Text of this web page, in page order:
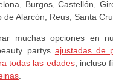
Burgos, Castellón,
de Alarcón, Reus, Santa
muchas opciones en
partys ajustadas de
todas las edades, incluso